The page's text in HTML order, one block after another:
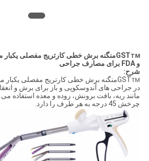
GSTTM
و FDA برای مصارف جراحی
شرح:
GSTTM
منگنه برش خطی کارتریج مفصلی
در جراحی های آندوسکوپی و باز برای برش و
مانند ریه، بافت برونش، روده و معده استفاده
چرخش 45 درجه به هر طرف را دارد.